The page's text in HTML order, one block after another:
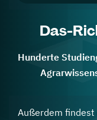
Das-
Hunderte
Außerdem